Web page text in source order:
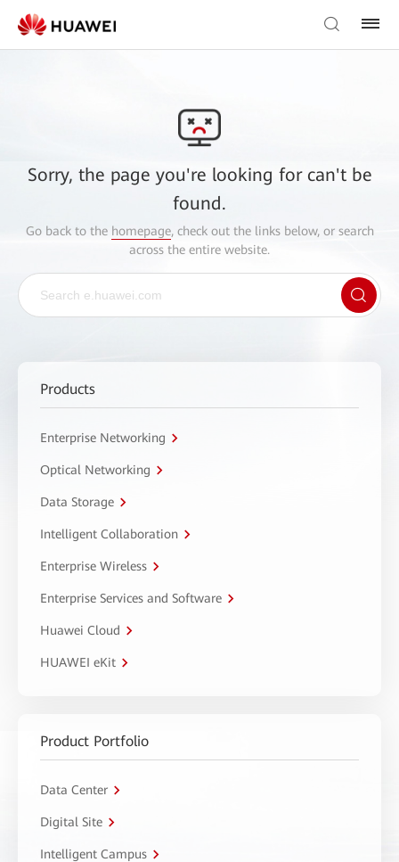
Sorry, the page you're looking for can't be
found.
Go back to the homepage, check out the links below, or search
across the entire website.
Products
Enterprise Networking
Optical Networking
Data Storage
Intelligent Collaboration
Enterprise Wireless
Enterprise Services and Software
Huawei Cloud
HUAWEI eKit
Product Portfolio
Data Center
Digital Site
Intelligent Campus